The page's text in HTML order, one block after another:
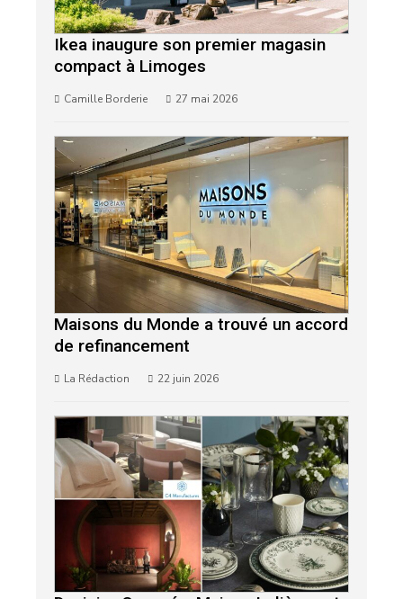
Ikea inaugure son premier magasin
compact à Limoges
Camille Borderie 27 mai 2026
Maisons du Monde a trouvé un accord
de refinancement
La Rédaction 22 juin 2026